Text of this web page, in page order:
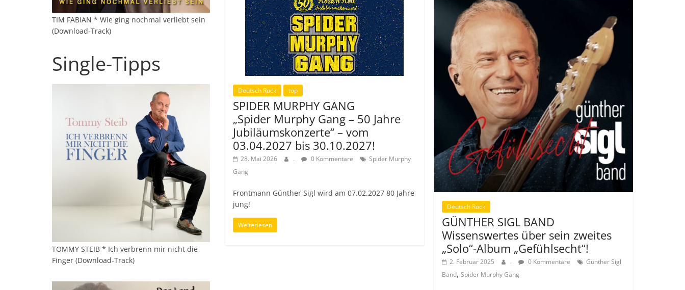
Deutsch Rock top
SPIDER MURPHY GANG
„Spider Murphy Gang – 50 Jahre
Jubiläumskonzerte“ – vom
03.04.2027 bis 30.10.2027!
28. Mai 2026 . 0 Kommentare
Spider Murphy
Gang
Frontmann Günther Sigl wird am 07.02.2027 80 Jahre
jung!
Weiterlesen
Deutsch Rock
GÜNTHER SIGL BAND
Wissenswertes über sein zweites
„Solo“-Album „Gefühlsecht“!
2. Februar 2025 . 0 Kommentare
Günther Sigl
Band,Spider Murphy Gang
TIM FABIAN * Wie ging nochmal verliebt sein
(Download-Track)
Single-Tipps
TOMMY STEIB * Ich verbrenn mir nicht die
Finger (Download-Track)